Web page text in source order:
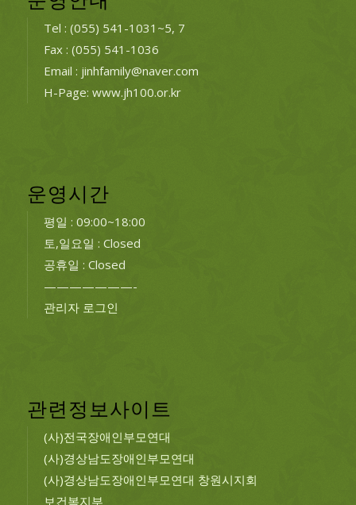
Tel : (055) 541-1031~5, 7
Fax : (055) 541-1036
Email : jinhfamily@naver.com
H-Page: www.jh100.or.kr
운영시간
평일 : 09:00~18:00
토,일요일 : Closed
공휴일 : Closed
———————-
관리자 로그인
관련정보사이트
(사)전국장애인부모연대
(사)경상남도장애인부모연대
(사)경상남도장애인부모연대 창원시지회
보건복지부